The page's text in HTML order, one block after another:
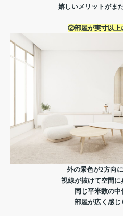
嬉しいメリットがま
②部屋が実寸以上
外の景色が2方向
視線が抜けて空間
同じ平米数の中
部屋が広く感じ